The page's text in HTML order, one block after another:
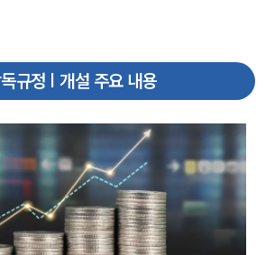
규정 | 개설 주요 내용